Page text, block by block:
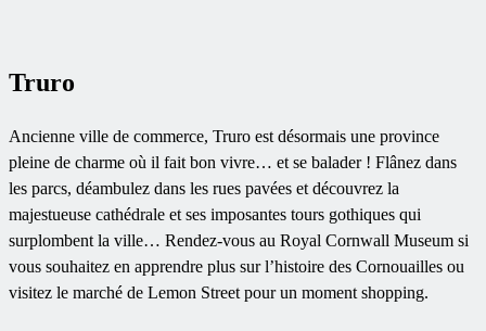
Truro
Ancienne ville de commerce, Truro est désormais une province
pleine de charme où il fait bon vivre… et se balader ! Flânez dans
les parcs, déambulez dans les rues pavées et découvrez la
majestueuse cathédrale et ses imposantes tours gothiques qui
surplombent la ville… Rendez-vous au Royal Cornwall Museum si
vous souhaitez en apprendre plus sur l’histoire des Cornouailles ou
visitez le marché de Lemon Street pour un moment shopping.